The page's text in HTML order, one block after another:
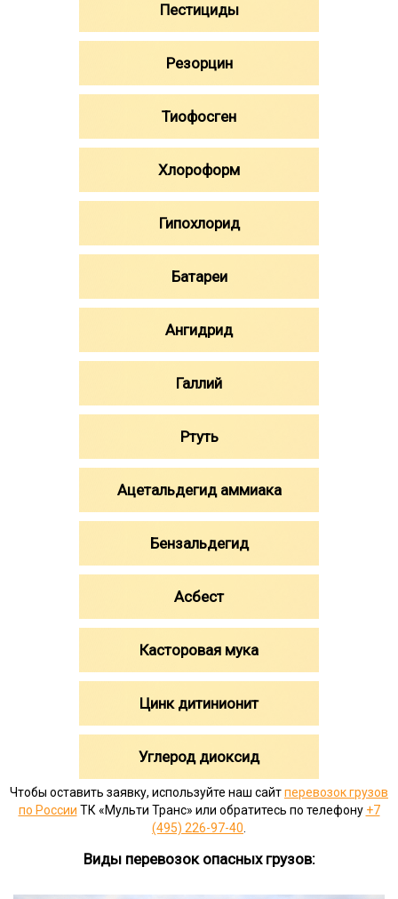
Пестициды
Резорцин
Тиофосген
Хлороформ
Гипохлорид
Батареи
Ангидрид
Галлий
Ртуть
Ацетальдегид аммиака
Бензальдегид
Асбест
Касторовая мука
Цинк дитинионит
Углерод диоксид
Чтобы оставить заявку, используйте наш сайтперевозок грузов
по России ТК «Мульти Транс» или обратитесь по телефону +7
(495) 226-97-40
Виды перевозок опасных грузов: